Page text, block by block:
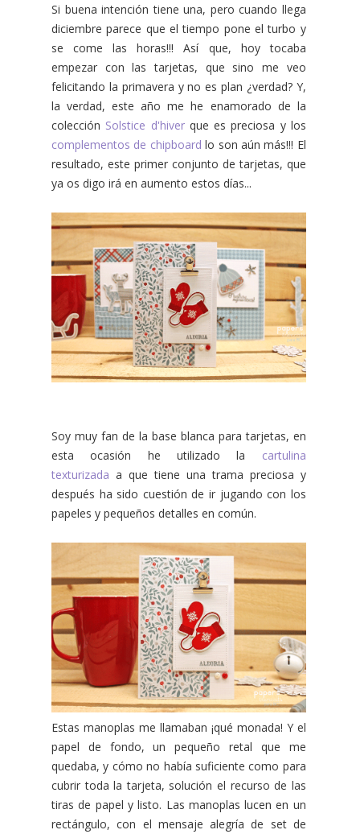
Si buena intención tiene una, pero cuando llega
diciembre parece que el tiempo pone el turbo y
se come las horas!!! Así que, hoy tocaba
empezar con las tarjetas, que sino me veo
felicitando la primavera y no es plan ¿verdad? Y,
la verdad, este año me he enamorado de la
colección Solstice d'hiverque es preciosa y los
complementos de chipboard lo son aún más!!! El
resultado, este primer conjunto de tarjetas, que
ya os digo irá en aumento estos días...
Soy muy fan de la base blanca para tarjetas, en
esta ocasión he utilizado la cartulina
texturizada a que tiene una trama preciosa y
después ha sido cuestión de ir jugando con los
papeles y pequeños detalles en común.
Estas manoplas me llamaban ¡qué monada! Y el
papel de fondo, un pequeño retal que me
quedaba, y cómo no había suficiente como para
cubrir toda la tarjeta, solución el recurso de las
tiras de papel y listo. Las manoplas lucen en un
rectángulo, con el mensaje alegría de set de